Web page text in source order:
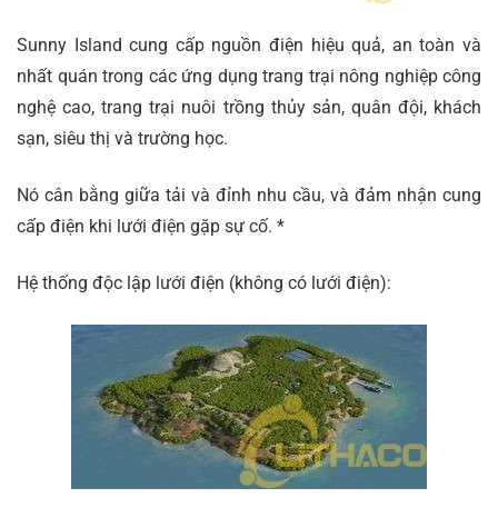
Sunny Island cung cấp nguồn điện hiệu quả, an toàn và
nhất quán trong các ứng dụng trang trại nông nghiệp công
nghệ cao, trang trại nuôi trồng thủy sản, quân đội, khách
sạn, siêu thị và trường học.
Nó cân bằng giữa tải và đỉnh nhu cầu, và đảm nhận cung
cấp điện khi lưới điện gặp sự cố. *
Hệ thống độc lập lưới điện (không có lưới điện):